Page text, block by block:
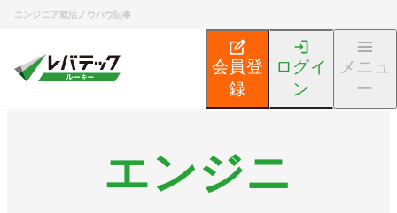
エンジニア就活ノウハウ記事
会員登
録
ログイ
ン
メニュ
ー
エンジニ